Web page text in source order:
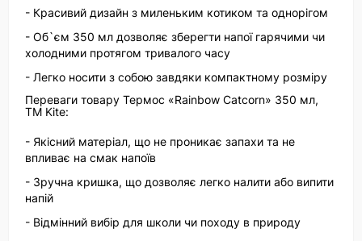
- Красивий дизайн з миленьким котиком та однорігом
- Об`єм 350 мл дозволяє зберегти напої гарячими чи
холодними протягом тривалого часу
- Легко носити з собою завдяки компактному розміру
Переваги товару Термос «Rainbow Catcorn» 350 мл,
TM Kite:
- Якісний матеріал, що не проникає запахи та не
впливає на смак напоїв
- Зручна кришка, що дозволяє легко налити або випити
напій
- Відмінний вибір для школи чи походу в природу